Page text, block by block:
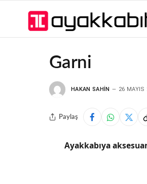
Garni
HAKAN SAHIN 26 MAYIS
Paylaş
Ayakkabıya